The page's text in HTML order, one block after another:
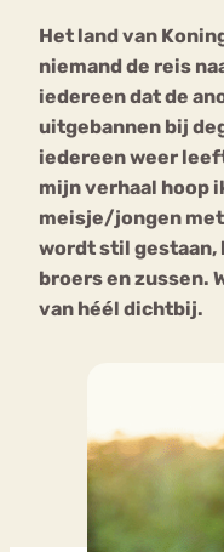
Het land van
niemand de reis
iedereen dat de
uitgebannen bij
iedereen weer
mijn verhaal hoop
meisje/jongen met
wordt stil gestaan,
broers en zussen.
van héél dichtbij.